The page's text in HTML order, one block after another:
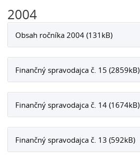
2004
Obsah ročníka 2004 (131kB)
Finančný spravodajca č. 15 (2859kB)
Finančný spravodajca č. 14 (1674kB)
Finančný spravodajca č. 13 (592kB)